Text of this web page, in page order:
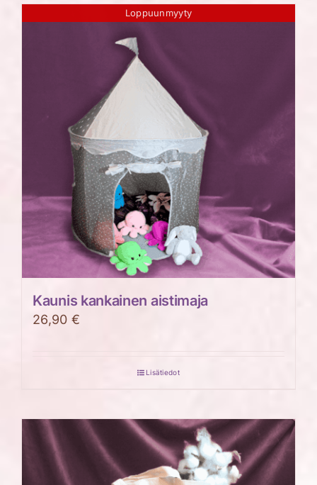
Loppuunmyyty
Kaunis kankainen aistimaja
26,90 €
Lisätiedot